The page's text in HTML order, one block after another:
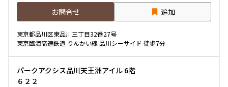
お問合せ 追加
東京都品川区東品川三丁目32番27号
東京臨海高速鉄道 りんかい線 品川シーサイド 徒歩7分
パークアクシス品川天王洲アイル 6階
６２２